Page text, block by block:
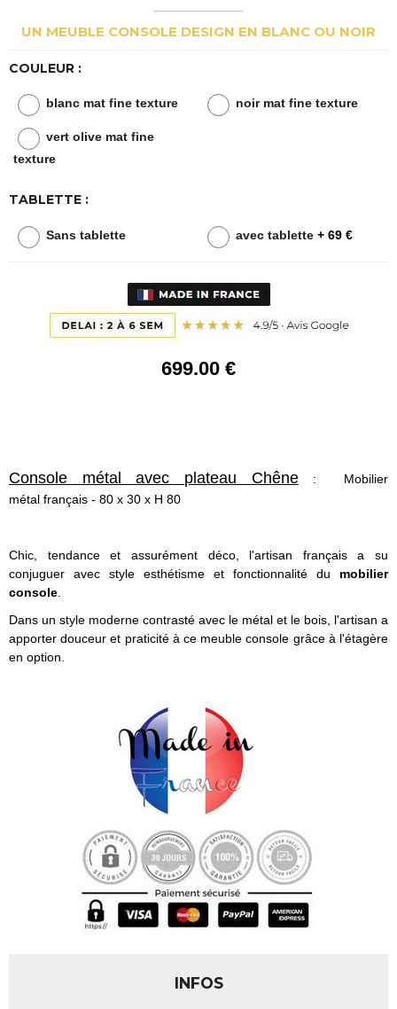
UN MEUBLE CONSOLE DESIGN EN BLANC OU NOIR
COULEUR :
blanc mat fine texture noir mat fine texture
vert olive mat fine
texture
TABLETTE :
Sans tablette avec tablette + 69 €
699.00 €
Console métal avec plateau Chêne: Mobilier
métal français - 80 x 30 x H 80
Chic, tendance et assurément déco, l'artisan français a su
conjuguer avec style esthétisme et fonctionnalité du mobilier
console
Dans un style moderne contrasté avec le métal et le bois, l'artisan a
apporter douceur et praticité à ce meuble console grâce à l'étagère
en option.
INFOS